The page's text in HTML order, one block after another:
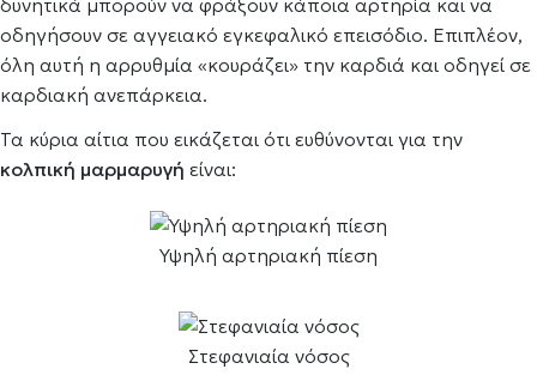
δυνητικά μπορούν να φράξουν κάποια αρτηρία και να
οδηγήσουν σε αγγειακό εγκεφαλικό επεισόδιο. Επιπλέον,
όλη αυτή η αρρυθμία «κουράζει» την καρδιά και οδηγεί σε
καρδιακή ανεπάρκεια.
Τα κύρια αίτια που εικάζεται ότι ευθύνονται για την
κολπική μαρμαρυγή είναι:
Υψηλή αρτηριακή πίεση
Στεφανιαία νόσος